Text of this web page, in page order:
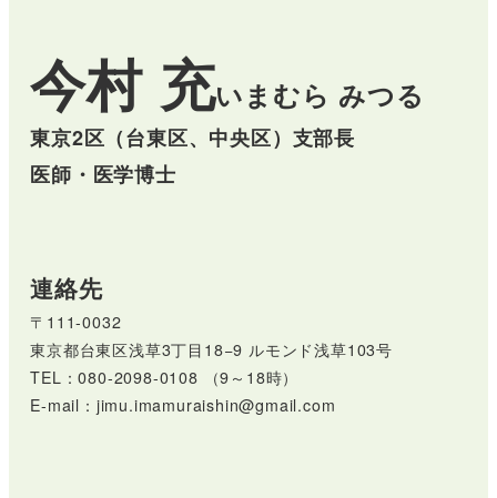
今村 充いまむら みつる
東京2区（台東区、中央区）支部長
医師・医学博士
連絡先
〒111-0032
東京都台東区浅草3丁目18−9 ルモンド浅草103号
TEL：080-2098-0108 （9～18時）
E-mail：jimu.imamuraishin@gmail.com